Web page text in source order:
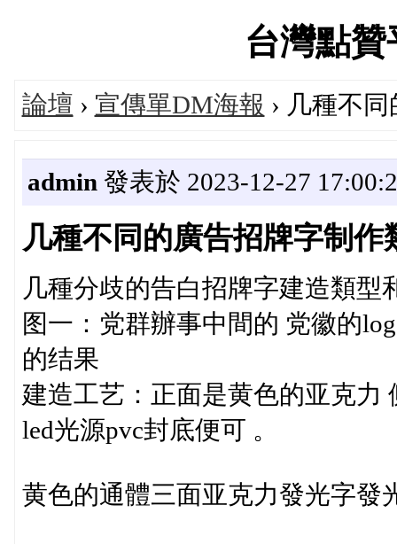
台灣點
論壇 › 宣傳單DM海報 › 几種不
admin 發表於 2023-12-27
几種不同的廣告招牌字制
几種分歧的告白招牌字建造類型
图一：党群辦事中間的 党徽的
的结果
建造工艺：正面是黄色的亚克力
led光源pvc封底便可 。
黄色的通體三面亚克力發光字發